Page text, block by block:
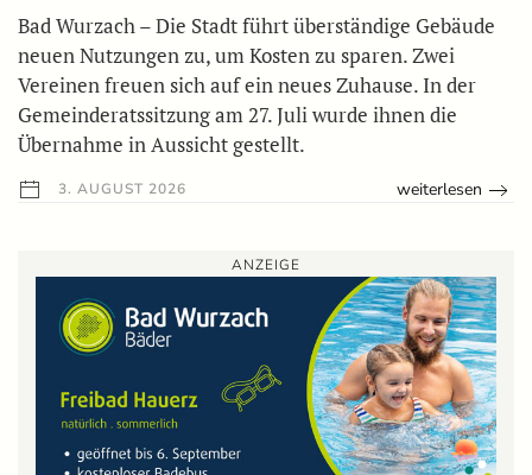
Bad Wurzach – Die Stadt führt überständige Gebäude
neuen Nutzungen zu, um Kosten zu sparen. Zwei
Vereinen freuen sich auf ein neues Zuhause. In der
Gemeinderatssitzung am 27. Juli wurde ihnen die
Übernahme in Aussicht gestellt.
3. AUGUST 2026 weiterlesen
ANZEIGE